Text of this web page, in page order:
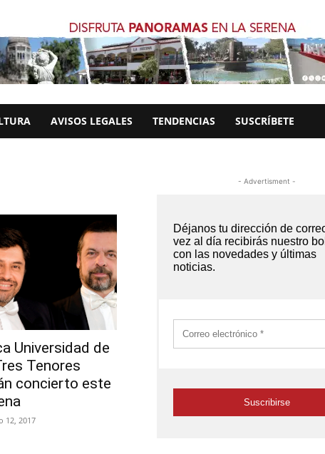
AVISOS LEGALES TENDENCIAS SUSCRÍBETE
Universidad de
Tenores
concierto este
12, 2017
- Advertisment -